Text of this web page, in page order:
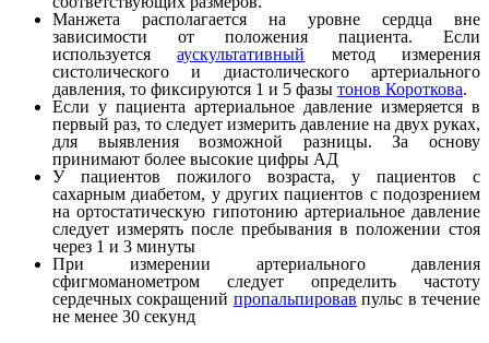
Манжета располагается на уровне сердца вне
зависимости от положения пациента. Если
используетсяаускультативный метод измерения
систолического и диастолического артериального
давления, то фиксируются 1 и 5 фазы тонов Короткова.
Если у пациента артериальное давление измеряется в
первый раз, то следует измерить давление на двух руках,
для выявления возможной разницы. За основу
принимают более высокие цифры АД
У пациентов пожилого возраста, у пациентов с
сахарным диабетом, у других пациентов с подозрением
на ортостатическую гипотонию артериальное давление
следует измерять после пребывания в положении стоя
через 1 и 3 минуты
При измерении артериального давления
сфигмоманометром следует определить частоту
сердечных сокращений пропальпировав пульс в течение
не менее 30 секунд